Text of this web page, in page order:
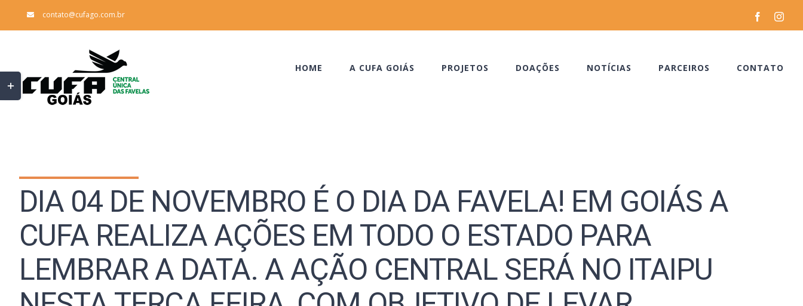
para
contato@cufago.com.br Facebook
HOME A CUFA GOIÁS PROJETOS DOAÇÕES NOTÍCIAS PARCEIROS CONTATO
DIA 04 DE NOVEMBRO É O DIA DA FAVELA! EM GOIÁS A
CUFA REALIZA AÇÕES EM TODO O ESTADO PARA
LEMBRAR A DATA. A AÇÃO CENTRAL SERÁ NO ITAIPU
Toggle
Sliding